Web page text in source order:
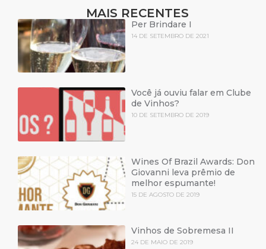
MAIS RECENTES
Per Brindare I
14 DE SETEMBRO DE 2021
Você já ouviu falar em Clube
de Vinhos?
10 DE SETEMBRO DE 2019
Wines Of Brazil Awards: Don
Giovanni leva prêmio de
melhor espumante!
15 DE AGOSTO DE 2019
Vinhos de Sobremesa II
24 DE MAIO DE 2019